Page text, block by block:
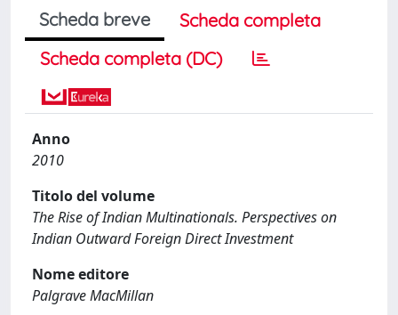
Scheda breve
Scheda completa
Scheda completa (DC)
Anno
2010
Titolo del volume
The Rise of Indian Multinationals. Perspectives on
Indian Outward Foreign Direct Investment
Nome editore
Palgrave MacMillan